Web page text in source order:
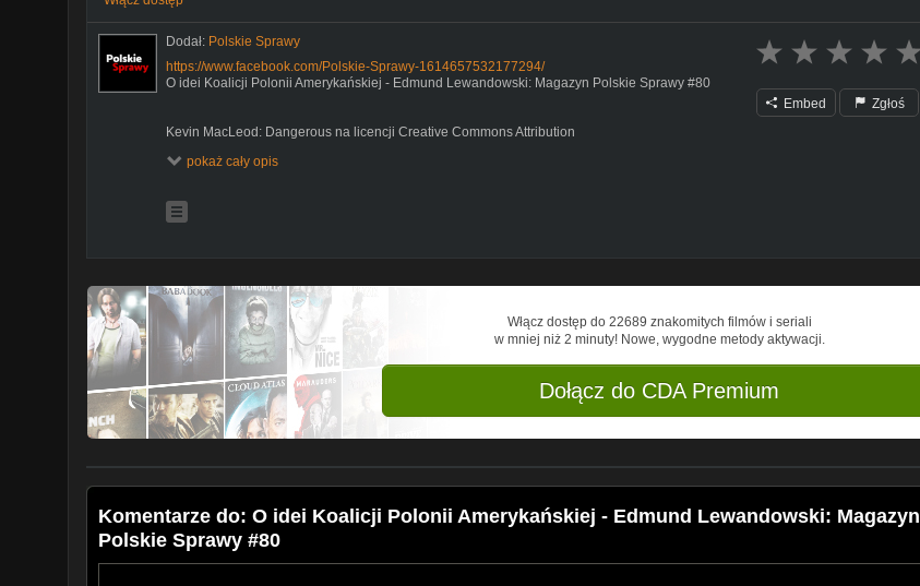
Dodał: Polskie Sprawy
https://www.facebook.com/Polskie-Sprawy-1614657532177294/
O idei Koalicji Polonii Amerykańskiej - Edmund Lewandowski: Magazyn Polskie Sprawy #80
Kevin MacLeod: Dangerous na licencji Creative Commons Attribution
Źródło:http://incompetech.com/music/royalty-free/index.html?isrcUSUAN1100414
pokaż cały opis
Embed Zgłoś
Włącz dostęp do 22689 znakomitych filmów i seriali
w mniej niż 2 minuty! Nowe, wygodne metody aktywacji.
Dołącz do CDA Premium
Komentarze do: O idei Koalicji Polonii Amerykańskiej - Edmund Lewandowski: Magazyn
Polskie Sprawy #80